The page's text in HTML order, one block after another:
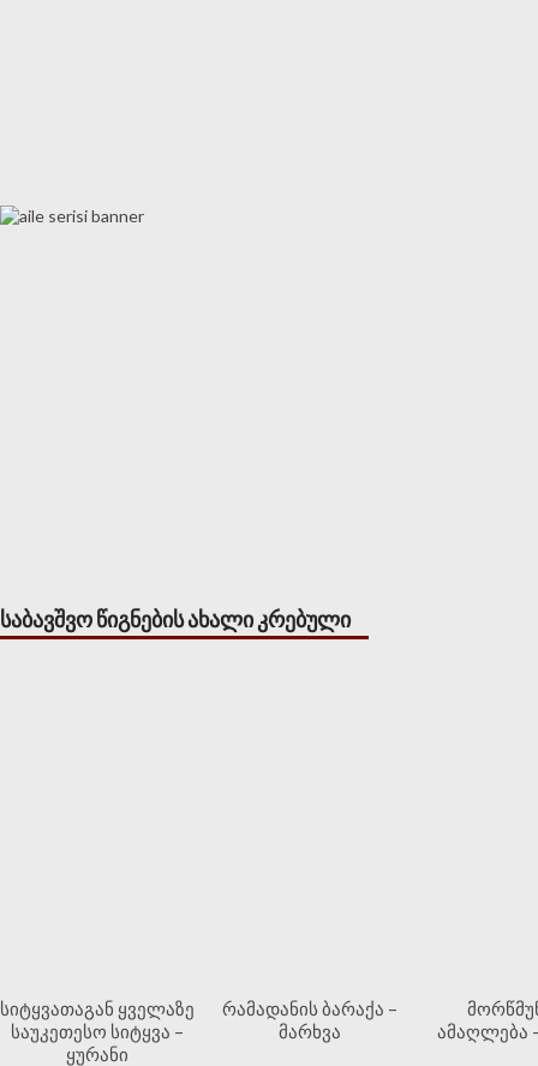
საბავშვო წიგნების ახალი კრებული
სიტყვათაგან ყველაზე
საუკეთესო სიტყვა –
ყურანი
რამადანის ბარაქა –
მარხვა
ამაღლება